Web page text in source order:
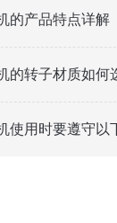
的产品特点详解